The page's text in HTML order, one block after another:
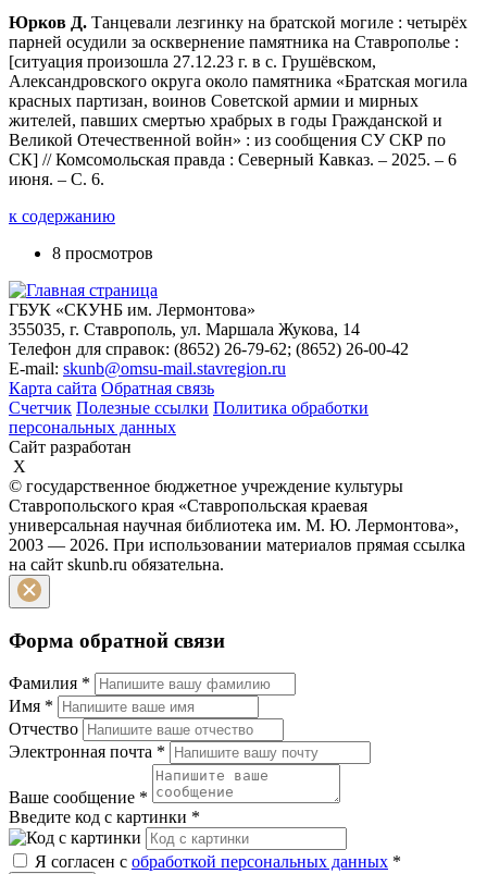
Юрков Д. Танцевали лезгинку на братской могиле : четырёх
парней осудили за осквернение памятника на Ставрополье :
[ситуация произошла 27.12.23 г. в с. Грушёвском,
Александровского округа около памятника «Братская могила
красных партизан, воинов Советской армии и мирных
жителей, павших смертью храбрых в годы Гражданской и
Великой Отечественной войн» : из сообщения СУ СКР по
СК] // Комсомольская правда : Северный Кавказ. – 2025. – 6
июня. – С. 6.
к содержанию
8 просмотров
ГБУК «СКУНБ им. Лермонтова»
355035, г. Ставрополь, ул. Маршала Жукова, 14
Телефон для справок: (8652) 26-79-62; (8652) 26-00-42
E-mail: skunb@omsu-mail.stavregion.ru
Карта сайта Обратная связь
Счетчик Полезные ссылки Политика обработки
персональных данных
Сайт разработан
X
© государственное бюджетное учреждение культуры
Ставропольского края «Ставропольская краевая
универсальная научная библиотека им. М. Ю. Лермонтова»,
2003 — 2026. При использовании материалов прямая ссылка
на сайт skunb.ru обязательна.
Форма обратной связи
Фамилия *
Имя *
Отчество
Электронная почта *
Ваше сообщение *
Введите код с картинки *
Я согласен с обработкой персональных данных *